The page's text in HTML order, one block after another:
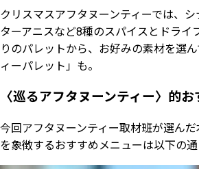
クリスマスアフタヌーンティーでは、
ターアニスなど8種のスパイスとドライ
りのパレットから、お好みの素材を選
ィーパレット」も。
〈巡るアフタヌーンティー〉的お
今回アフタヌーンティー取材班が選ん
を象徴するおすすめメニューは以下の通